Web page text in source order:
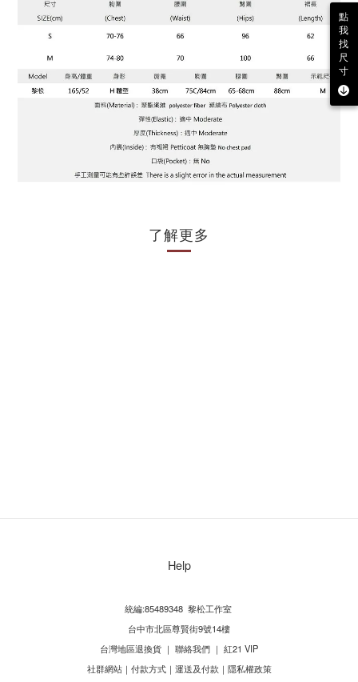
了解更多
Help
統編:85489348 黎松工作室
台中市北區尊賢街9號14樓
台灣地區退換貨 ｜ 聯絡我們 ｜ 紅21 VIP
社群網站｜ 付款方式｜ 運送及付款 ｜ 隱私權政策
點
我
找
尺
寸